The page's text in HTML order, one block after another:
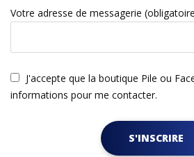
Votre adresse de messagerie
J'accepte que la boutique Pile ou
informations pour me contacter.
S'INSCRIRE